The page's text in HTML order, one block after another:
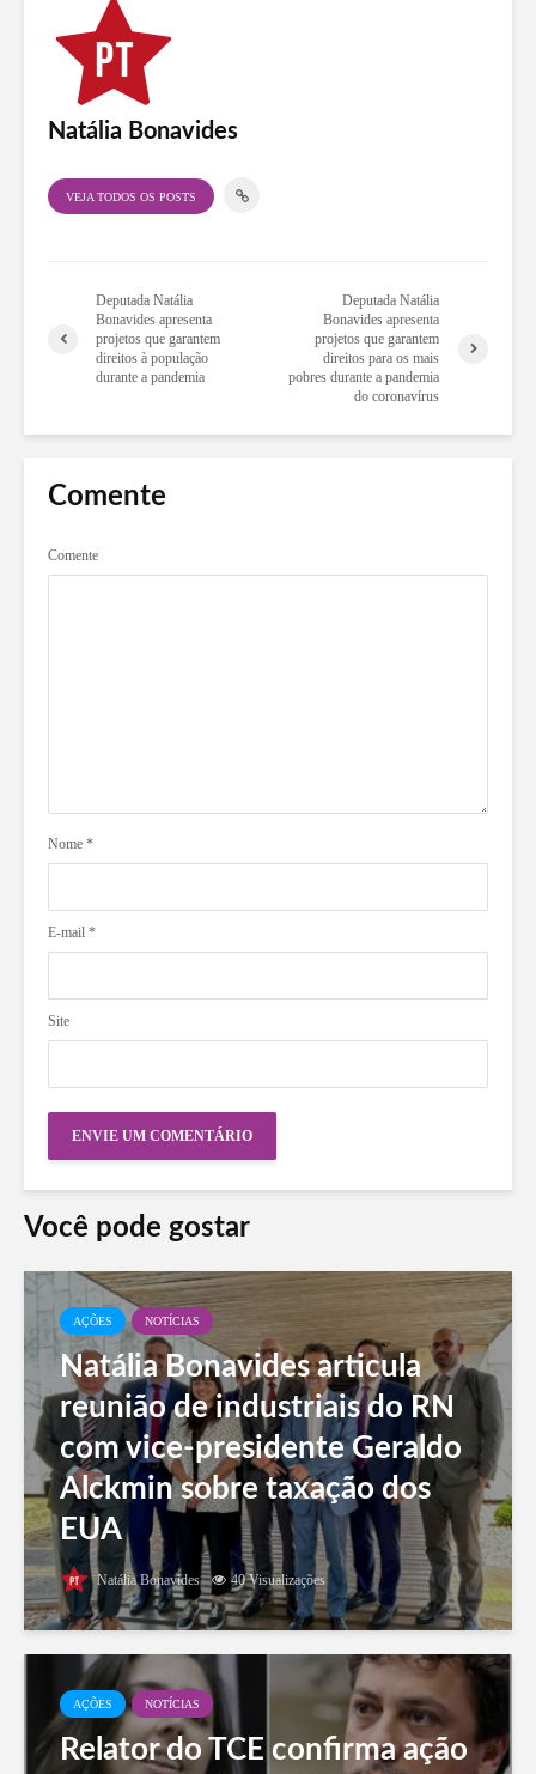
Natália Bonavides
VEJA TODOS OS POSTS
Deputada Natália
Bonavides apresenta
projetos que garantem
direitos à população
durante a pandemia
Deputada Natália
Bonavides apresenta
projetos que garantem
direitos para os mais
pobres durante a pandemia
do coronavírus
Comente
Comente
Nome *
E-mail *
Site
Você pode gostar
AÇÕES NOTÍCIAS
Natália Bonavides articula
reunião de industriais do RN
com vice-presidente Geraldo
Alckmin sobre taxação dos
EUA
Natália Bonavides 40 Visualizações
AÇÕES NOTÍCIAS
Relator do TCE confirma ação